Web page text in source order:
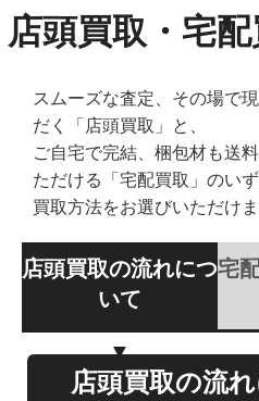
店頭買取・宅
スムーズな査定、その場で
だく「店頭買取」と、
ご自宅で完結、梱包材も送
ただける「宅配買取」のい
買取方法をお選びいただけま
店頭買取の流れにつ
いて
宅
店頭買取の流